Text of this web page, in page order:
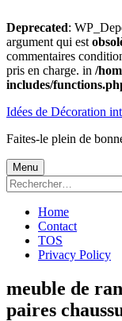
Deprecated:
argument qui est
commentaires
pris en charge. in /
includes/
au
Idées de Décoration
Faites-le plein de
Menu
principal
Menu
Rechercher :
Home
Contact
TOS
Privacy Policy
meuble de
paires